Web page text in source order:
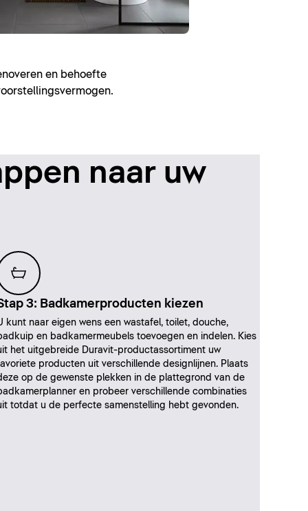
en behoefte
naar uw
3: Badkamerproducten kiezen
kunt naar eigen wens een wastafel, toilet, douche,
en badkamermeubels toevoegen en indelen. Kies
het uitgebreide Duravit-productassortiment uw
producten uit verschillende designlijnen. Plaats
op de gewenste plekken in de plattegrond van de
en probeer verschillende combinaties
totdat u de perfecte samenstelling hebt gevonden.